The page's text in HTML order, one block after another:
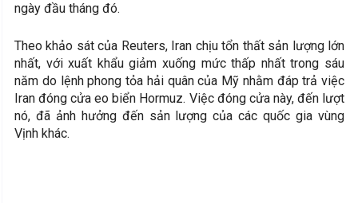
ngày đầu tháng đó.
Theo khảo sát của Reuters, Iran chịu tổn thất sản lượng lớn
nhất, với xuất khẩu giảm xuống mức thấp nhất trong sáu
năm do lệnh phong tỏa hải quân của Mỹ nhằm đáp trả việc
Iran đóng cửa eo biển Hormuz. Việc đóng cửa này, đến lượt
nó, đã ảnh hưởng đến sản lượng của các quốc gia vùng
Vịnh khác.